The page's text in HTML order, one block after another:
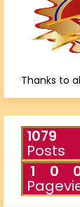
Thanks to
1079
Posts
1
0